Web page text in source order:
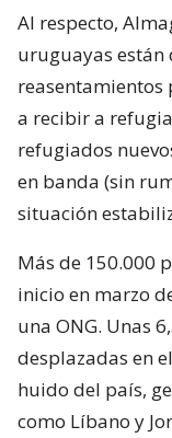
Al respecto,
uruguayas están
reasentamientos
a recibir a
refugiados
en banda (sin
situación
Más de 150.000
inicio en marzo
una ONG. Unas
desplazadas en
huido del país,
como Líbano y